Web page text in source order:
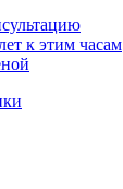
к этим часам